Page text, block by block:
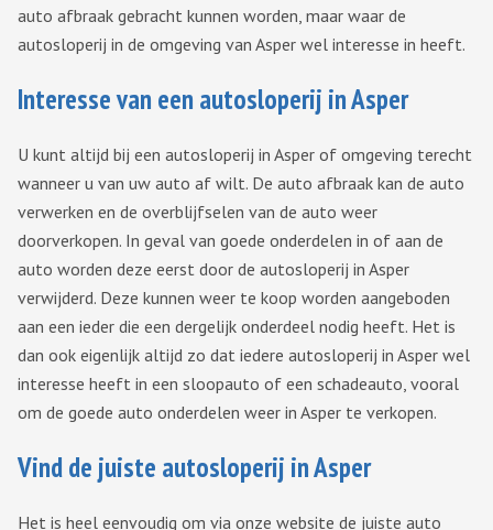
auto afbraak gebracht kunnen worden, maar waar de
autosloperij in de omgeving van Asper wel interesse in heeft.
Interesse van een autosloperij in Asper
U kunt altijd bij een autosloperij in Asper of omgeving terecht
wanneer u van uw auto af wilt. De auto afbraak kan de auto
verwerken en de overblijfselen van de auto weer
doorverkopen. In geval van goede onderdelen in of aan de
auto worden deze eerst door de autosloperij in Asper
verwijderd. Deze kunnen weer te koop worden aangeboden
aan een ieder die een dergelijk onderdeel nodig heeft. Het is
dan ook eigenlijk altijd zo dat iedere autosloperij in Asper wel
interesse heeft in een sloopauto of een schadeauto, vooral
om de goede auto onderdelen weer in Asper te verkopen.
Vind de juiste autosloperij in Asper
Het is heel eenvoudig om via onze website de juiste auto